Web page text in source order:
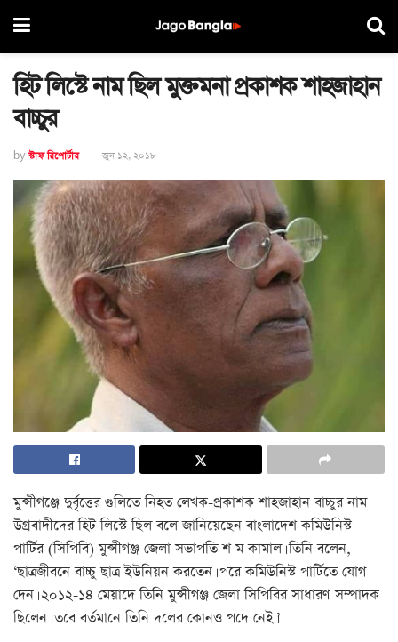
হিট লিস্টে নাম ছিল মুক্তমনা প্রকাশক শাহজাহান
বাচ্চুর
by স্টাফ রিপোর্টার জুন ১২, ২০১৮
মুন্সীগঞ্জে দুর্বৃত্তের গুলিতে নিহত লেখক-প্রকাশক শাহজাহান বাচ্চুর নাম
উগ্রবাদীদের হিট লিস্টে ছিল বলে জানিয়েছেন বাংলাদেশ কমিউনিস্ট
পার্টির (সিপিবি) মুন্সীগঞ্জ জেলা সভাপতি শ ম কামাল। তিনি বলেন,
‘ছাত্রজীবনে বাচ্চু ছাত্র ইউনিয়ন করতেন। পরে কমিউনিস্ট পার্টিতে যোগ
দেন। ২০১২-১৪ মেয়াদে তিনি মুন্সীগঞ্জ জেলা সিপিবির সাধারণ সম্পাদক
ছিলেন। তবে বর্তমানে তিনি দলের কোনও পদে নেই।’